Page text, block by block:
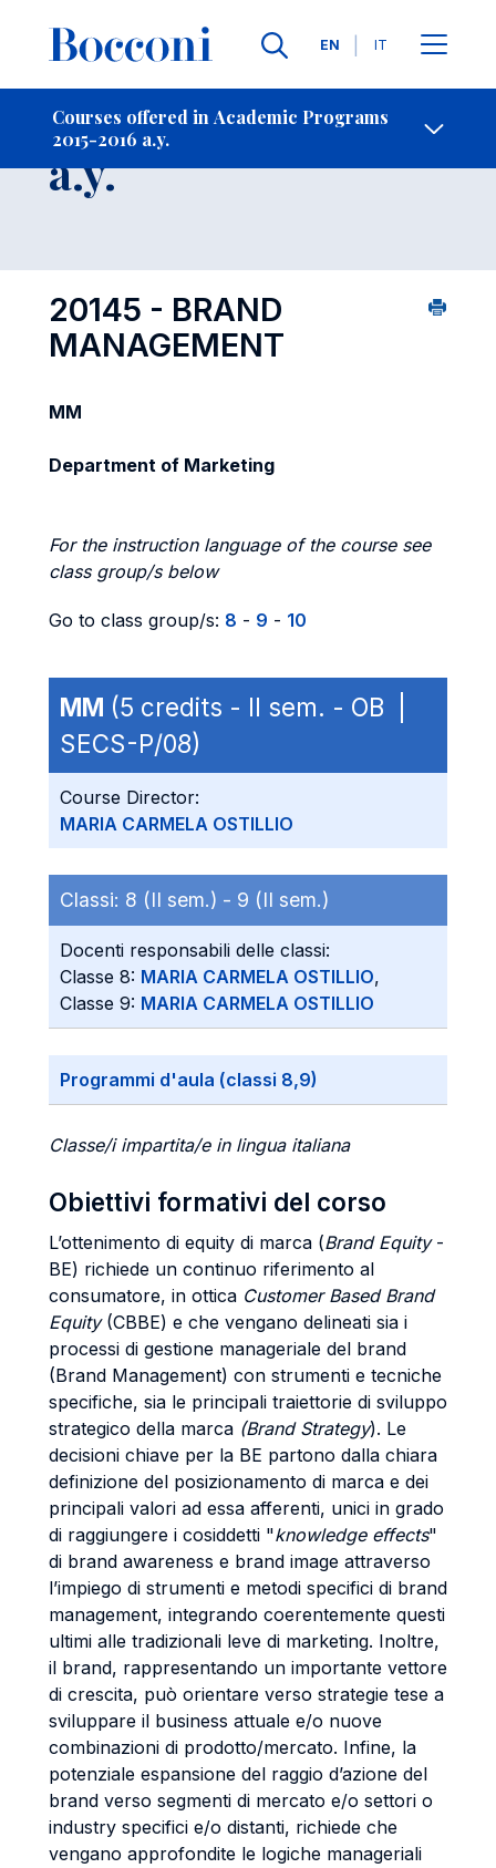
Languages
EN IT
Courses offered in Academic Programs
2015-2016 a.y.
- Contact Us
Course 2015-2016
a.y.
20145 - BRAND
MANAGEMENT
MM
Department of Marketing
For the instruction language of the course see
class group/s below
Go to class group/s: 8 - 9 - 10
MM (5 credits - II sem. - OB |
SECS-P/08)
Course Director:
MARIA CARMELA OSTILLIO
Classi: 8 (II sem.) - 9 (II sem.)
Docenti responsabili delle classi:
Classe 8: MARIA CARMELA OSTILLIO,
Classe 9: MARIA CARMELA OSTILLIO
Programmi d'aula (classi 8,9)
Classe/i impartita/e in lingua italiana
Obiettivi formativi del corso
L’ottenimento di equity di marca (Brand Equity-
BE) richiede un continuo riferimento al
consumatore, in ottica Customer Based Brand
Equity(CBBE) e che vengano delineati sia i
processi di gestione manageriale del brand
(Brand Management) con strumenti e tecniche
specifiche, sia le principali traiettorie di sviluppo
strategico della marca (Brand Strategy). Le
decisioni chiave per la BE partono dalla chiara
definizione del posizionamento di marca e dei
principali valori ad essa afferenti, unici in grado
di raggiungere i cosiddetti "knowledge effects"
di brand awareness e brand image attraverso
l’impiego di strumenti e metodi specifici di brand
management, integrando coerentemente questi
ultimi alle tradizionali leve di marketing. Inoltre,
il brand, rappresentando un importante vettore
di crescita, può orientare verso strategie tese a
sviluppare il business attuale e/o nuove
combinazioni di prodotto/mercato. Infine, la
potenziale espansione del raggio d’azione del
brand verso segmenti di mercato e/o settori o
industry specifici e/o distanti, richiede che
vengano approfondite le logiche manageriali